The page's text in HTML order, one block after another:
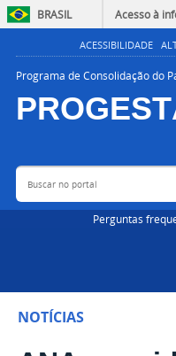
BRASIL Acesso à
ACESSIBILIDADE
Programa de Consolidação do
AGÊNCIA NACIONAL DE
Buscar no portal
Perguntas
NOTÍCIAS